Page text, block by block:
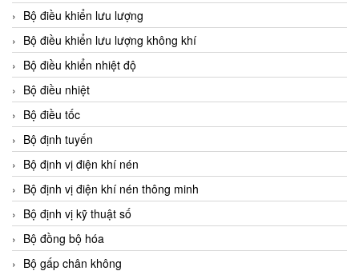
Bộ điều khiển lưu lượng
Bộ điều khiển lưu lượng không khí
Bộ điều khiển nhiệt độ
Bộ điều nhiệt
Bộ điều tốc
Bộ định tuyến
Bộ định vị điện khí nén
Bộ định vị điện khí nén thông minh
Bộ định vị kỹ thuật số
Bộ đồng bộ hóa
Bộ gấp chân không